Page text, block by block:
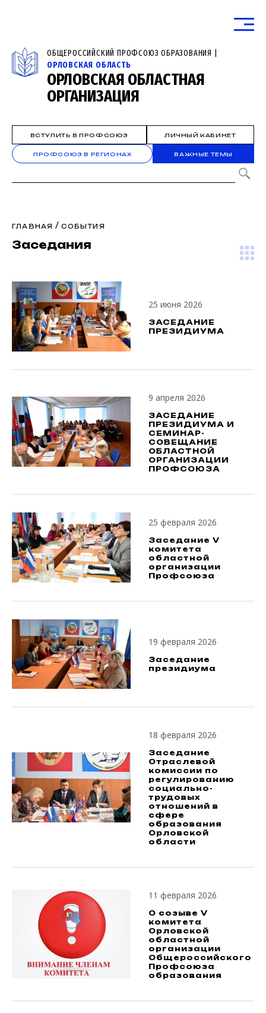
ОБЩЕРОССИЙСКИЙ ПРОФСОЮЗ ОБРАЗОВАНИЯ |
ОРЛОВСКАЯ ОБЛАСТЬ
ОРЛОВСКАЯ ОБЛАСТНАЯ
ОРГАНИЗАЦИЯ
ВСТУПИТЬ В ПРОФСОЮЗ ЛИЧНЫЙ КАБИНЕТ
ПРОФСОЮЗ В РЕГИОНАХ ВАЖНЫЕ ТЕМЫ
ГЛАВНАЯ /СОБЫТИЯ
Заседания
25 июня 2026
ЗАСЕДАНИЕ
ПРЕЗИДИУМА
9 апреля 2026
ЗАСЕДАНИЕ
ПРЕЗИДИУМА И
СЕМИНАР-
СОВЕЩАНИЕ
ОБЛАСТНОЙ
ОРГАНИЗАЦИИ
ПРОФСОЮЗА
25 февраля 2026
Заседание V
комитета
областной
организации
Профсоюза
19 февраля 2026
Заседание
президиума
18 февраля 2026
Заседание
Отраслевой
комиссии по
регулированию
социально-
трудовых
отношений в
сфере
образования
Орловской
области
11 февраля 2026
О созыве V
комитета
Орловской
областной
организации
Общероссийского
Профсоюза
образования